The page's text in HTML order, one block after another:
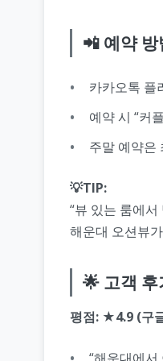
📲 예약 방
카카오톡 플
예약 시 “커
주말 예약은
💡TIP:
“뷰 있는 룸에
해운대 오션뷰
🌟 고객
평점: ★4.9 (구